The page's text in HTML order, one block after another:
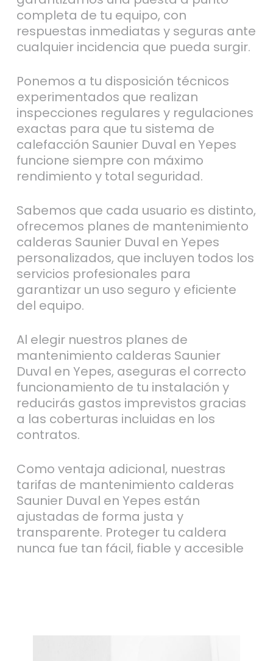
completa de tu equipo, con
respuestas inmediatas y seguras ante
cualquier incidencia que pueda surgir.
Ponemos a tu disposición técnicos
experimentados que realizan
inspecciones regulares y regulaciones
exactas para que tu sistema de
calefacción Saunier Duval en Yepes
funcione siempre con máximo
rendimiento y total seguridad.
Sabemos que cada usuario es distinto,
ofrecemos planes de mantenimiento
calderas Saunier Duval en Yepes
personalizados, que incluyen todos los
servicios profesionales para
garantizar un uso seguro y eficiente
del equipo.
Al elegir nuestros planes de
mantenimiento calderas Saunier
Duval en Yepes, aseguras el correcto
funcionamiento de tu instalación y
reducirás gastos imprevistos gracias
a las coberturas incluidas en los
contratos.
Como ventaja adicional, nuestras
tarifas de mantenimiento calderas
Saunier Duval en Yepes están
ajustadas de forma justa y
transparente. Proteger tu caldera
nunca fue tan fácil, fiable y accesible